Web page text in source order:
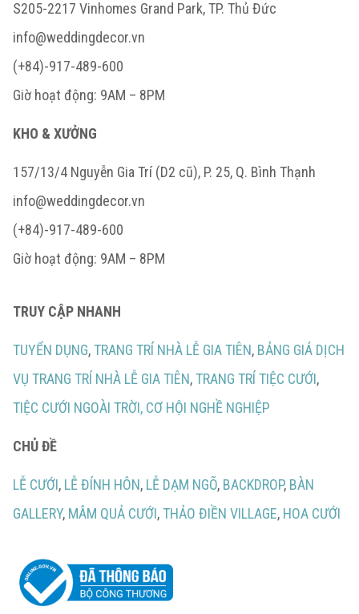
S205-2217 Vinhomes Grand Park, TP. Thủ Đức
info@weddingdecor.vn
(+84)-917-489-600
Giờ hoạt động: 9AM – 8PM
KHO & XƯỞNG
157/13/4 Nguyễn Gia Trí (D2 cũ), P. 25, Q. Bình Thạnh
info@weddingdecor.vn
(+84)-917-489-600
Giờ hoạt động: 9AM – 8PM
TRUY CẬP NHANH
TUYỂN DỤNG,TRANG TRÍ NHÀ LỄ GIA TIÊN, BẢNG GIÁ DỊCH
VỤ TRANG TRÍ NHÀ LỄ GIA TIÊN,TRANG TRÍ TIỆC CƯỚI,
TIỆC CƯỚI NGOÀI TRỜI, CƠ HỘI NGHỀ NGHIỆP
CHỦ ĐỀ
LỄ CƯỚI, LỄ ĐÍNH HÔN, LỄ DẠM NGÕ, BACKDROP, BÀN
GALLERY, MÂM QUẢ CƯỚI,THẢO ĐIỀN VILLAGE, HOA CƯỚI